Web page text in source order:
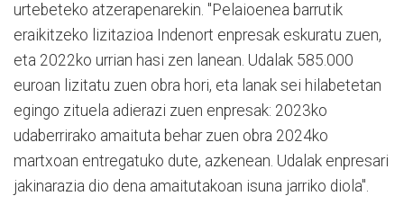
urtebeteko atzerapenarekin. "Pelaioenea barrutik
eraikitzeko lizitazioa Indenort enpresak eskuratu zuen,
eta 2022ko urrian hasi zen lanean. Udalak 585.000
euroan lizitatu zuen obra hori, eta lanak sei hilabetetan
egingo zituela adierazi zuen enpresak: 2023ko
udaberrirako amaituta behar zuen obra 2024ko
martxoan entregatuko dute, azkenean. Udalak enpresari
jakinarazia dio dena amaitutakoan isuna jarriko diola".